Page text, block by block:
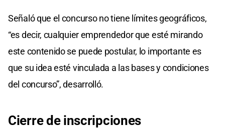
Señaló que el concurso no tiene límites geográficos,
“es decir, cualquier emprendedor que esté mirando
este contenido se puede postular, lo importante es
que su idea esté vinculada a las bases y condiciones
del concurso”, desarrolló.
Cierre de inscripciones